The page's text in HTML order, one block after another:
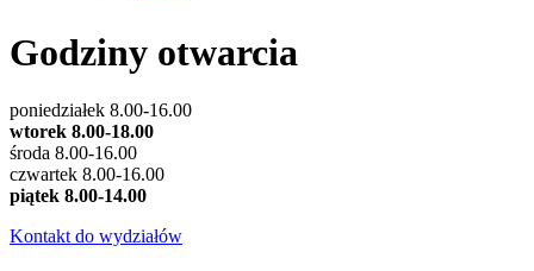
Godziny otwarcia
poniedziałek 8.00-16.00
wtorek 8.00-18.00
środa 8.00-16.00
czwartek 8.00-16.00
piątek 8.00-14.00
Kontakt do wydziałów